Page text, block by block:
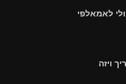
לאמאלפי
ויזה